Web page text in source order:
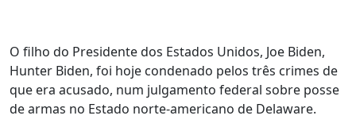
O filho do Presidente dos Estados Unidos, Joe Biden,
Hunter Biden, foi hoje condenado pelos três crimes de
que era acusado, num julgamento federal sobre posse
de armas no Estado norte-americano de Delaware.